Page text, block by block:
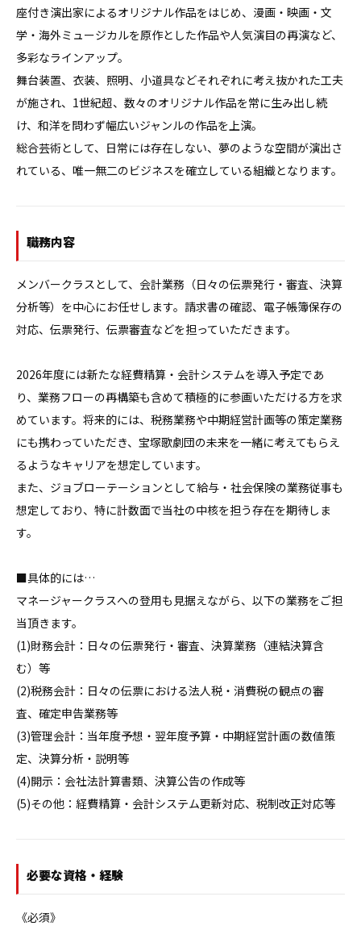
座付き演出家によるオリジナル作品をはじめ、漫画・映画・文
学・海外ミュージカルを原作とした作品や人気演目の再演など、
多彩なラインアップ。
舞台装置、衣装、照明、小道具などそれぞれに考え抜かれた工夫
が施され、1世紀超、数々のオリジナル作品を常に生み出し続
け、和洋を問わず幅広いジャンルの作品を上演。
総合芸術として、日常には存在しない、夢のような空間が演出さ
れている、唯一無二のビジネスを確立している組織となります。
職務内容
メンバークラスとして、会計業務（日々の伝票発行・審査、決算
分析等）を中心にお任せします。請求書の確認、電子帳簿保存の
対応、伝票発行、伝票審査などを担っていただきます。
2026年度には新たな経費精算・会計システムを導入予定であ
り、業務フローの再構築も含めて積極的に参画いただける方を求
めています。将来的には、税務業務や中期経営計画等の策定業務
にも携わっていただき、宝塚歌劇団の未来を一緒に考えてもらえ
るようなキャリアを想定しています。
また、ジョブローテーションとして給与・社会保険の業務従事も
想定しており、特に計数面で当社の中核を担う存在を期待しま
す。
■具体的には…
マネージャークラスへの登用も見据えながら、以下の業務をご担
当頂きます。
(1)財務会計：日々の伝票発行・審査、決算業務（連結決算含
む）等
(2)税務会計：日々の伝票における法人税・消費税の観点の審
査、確定申告業務等
(3)管理会計：当年度予想・翌年度予算・中期経営計画の数値策
定、決算分析・説明等
(4)開示：会社法計算書類、決算公告の作成等
(5)その他：経費精算・会計システム更新対応、税制改正対応等
必要な資格・経験
《必須》